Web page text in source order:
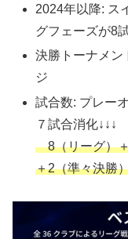
2024年以降: ス
グフェーズが8
決勝トーナメン
ジ
試合数: プレー
７試合消化↓↓↓
8（リーグ）＋
＋2（準々決勝